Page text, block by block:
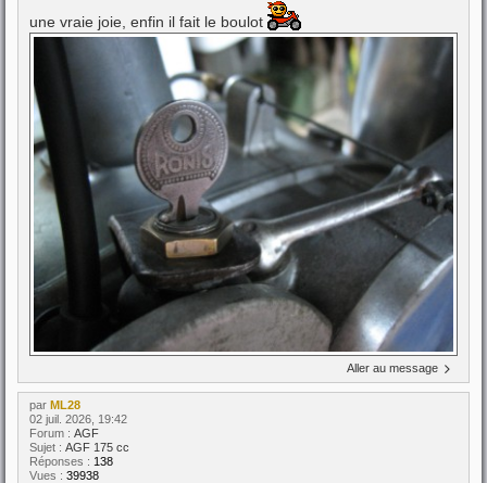
une vraie joie, enfin il fait le boulot
Aller au message
par ML28
02 juil. 2026, 19:42
Forum : AGF
Sujet : AGF 175 cc
Réponses : 138
Vues : 39938